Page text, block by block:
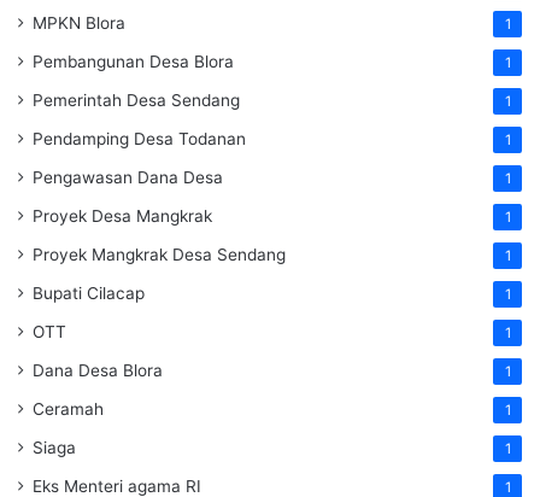
MPKN Blora 1
Pembangunan Desa Blora 1
Pemerintah Desa Sendang 1
Pendamping Desa Todanan 1
Pengawasan Dana Desa 1
Proyek Desa Mangkrak 1
Proyek Mangkrak Desa Sendang 1
Bupati Cilacap 1
OTT 1
Dana Desa Blora 1
Ceramah 1
Siaga 1
Eks Menteri agama RI 1